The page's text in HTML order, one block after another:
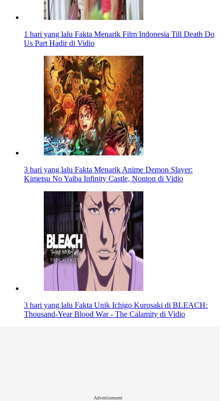
1 hari yang lalu Fakta Menarik Film Indonesia Till Death Do
Us Part Hadir di Vidio
3 hari yang lalu Fakta Menarik Anime Demon Slayer:
Kimetsu No Yaiba Infinity Castle, Nonton di Vidio
3 hari yang lalu Fakta Unik Ichigo Kurosaki di BLEACH:
Thousand-Year Blood War - The Calamity di Vidio
Advertisement